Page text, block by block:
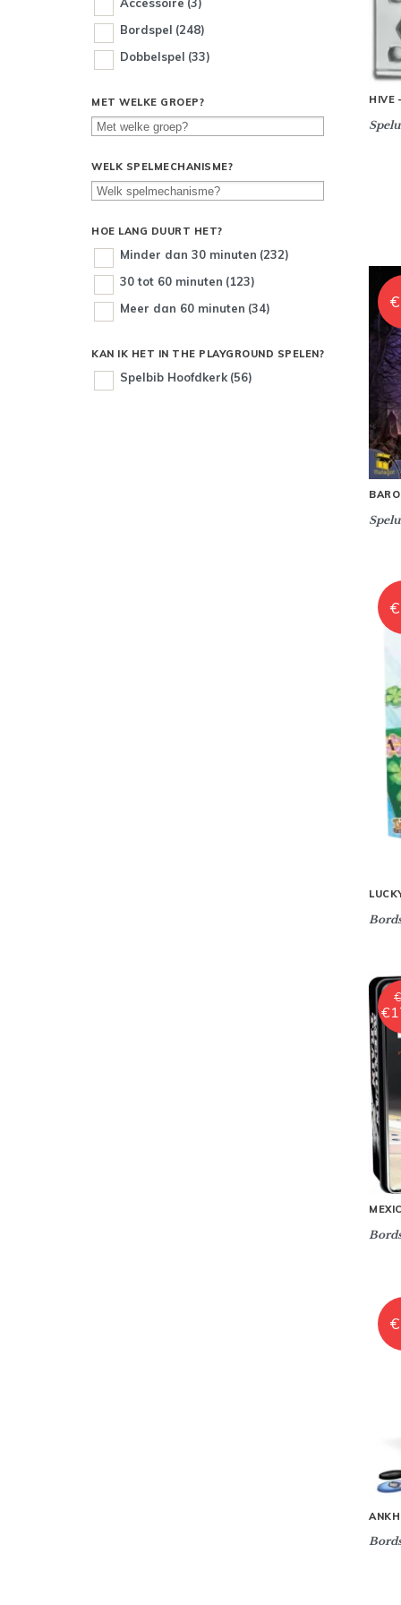
Bordspel (248)
Dobbelspel (33)
MET WELKE GROEP?
WELK SPELMECHANISME?
HOE LANG DUURT HET?
Minder dan 30 minuten (232)
30 tot 60 minuten (123)
Meer dan 60 minuten (34)
KAN IK HET IN THE PLAYGROUND SPELEN?
Spelbib Hoofdkerk (56)
HIVE
€
€
€
€
€